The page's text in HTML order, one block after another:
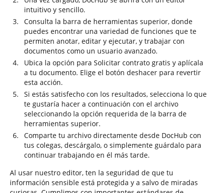
intuitivo y sencillo.
Consulta la barra de herramientas superior, donde
puedes encontrar una variedad de funciones que te
permiten anotar, editar y ejecutar, y trabajar con
documentos como un usuario avanzado.
Ubica la opción para Solicitar contrato gratis y aplícala
a tu documento. Elige el botón deshacer para revertir
esta acción.
Si estás satisfecho con los resultados, selecciona lo que
te gustaría hacer a continuación con el archivo
seleccionando la opción requerida de la barra de
herramientas superior.
Comparte tu archivo directamente desde DocHub con
tus colegas, descárgalo, o simplemente guárdalo para
continuar trabajando en él más tarde.
Al usar nuestro editor, ten la seguridad de que tu
información sensible está protegida y a salvo de miradas